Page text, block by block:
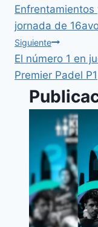
jornada de
Siguiente
El número 1 en
Premier Padel P1